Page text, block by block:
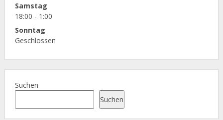
Samstag
18:00 - 1:00
Sonntag
Geschlossen
Suchen
Suchen